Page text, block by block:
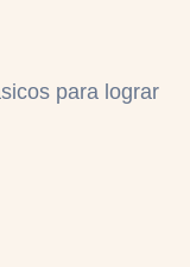
para lograr